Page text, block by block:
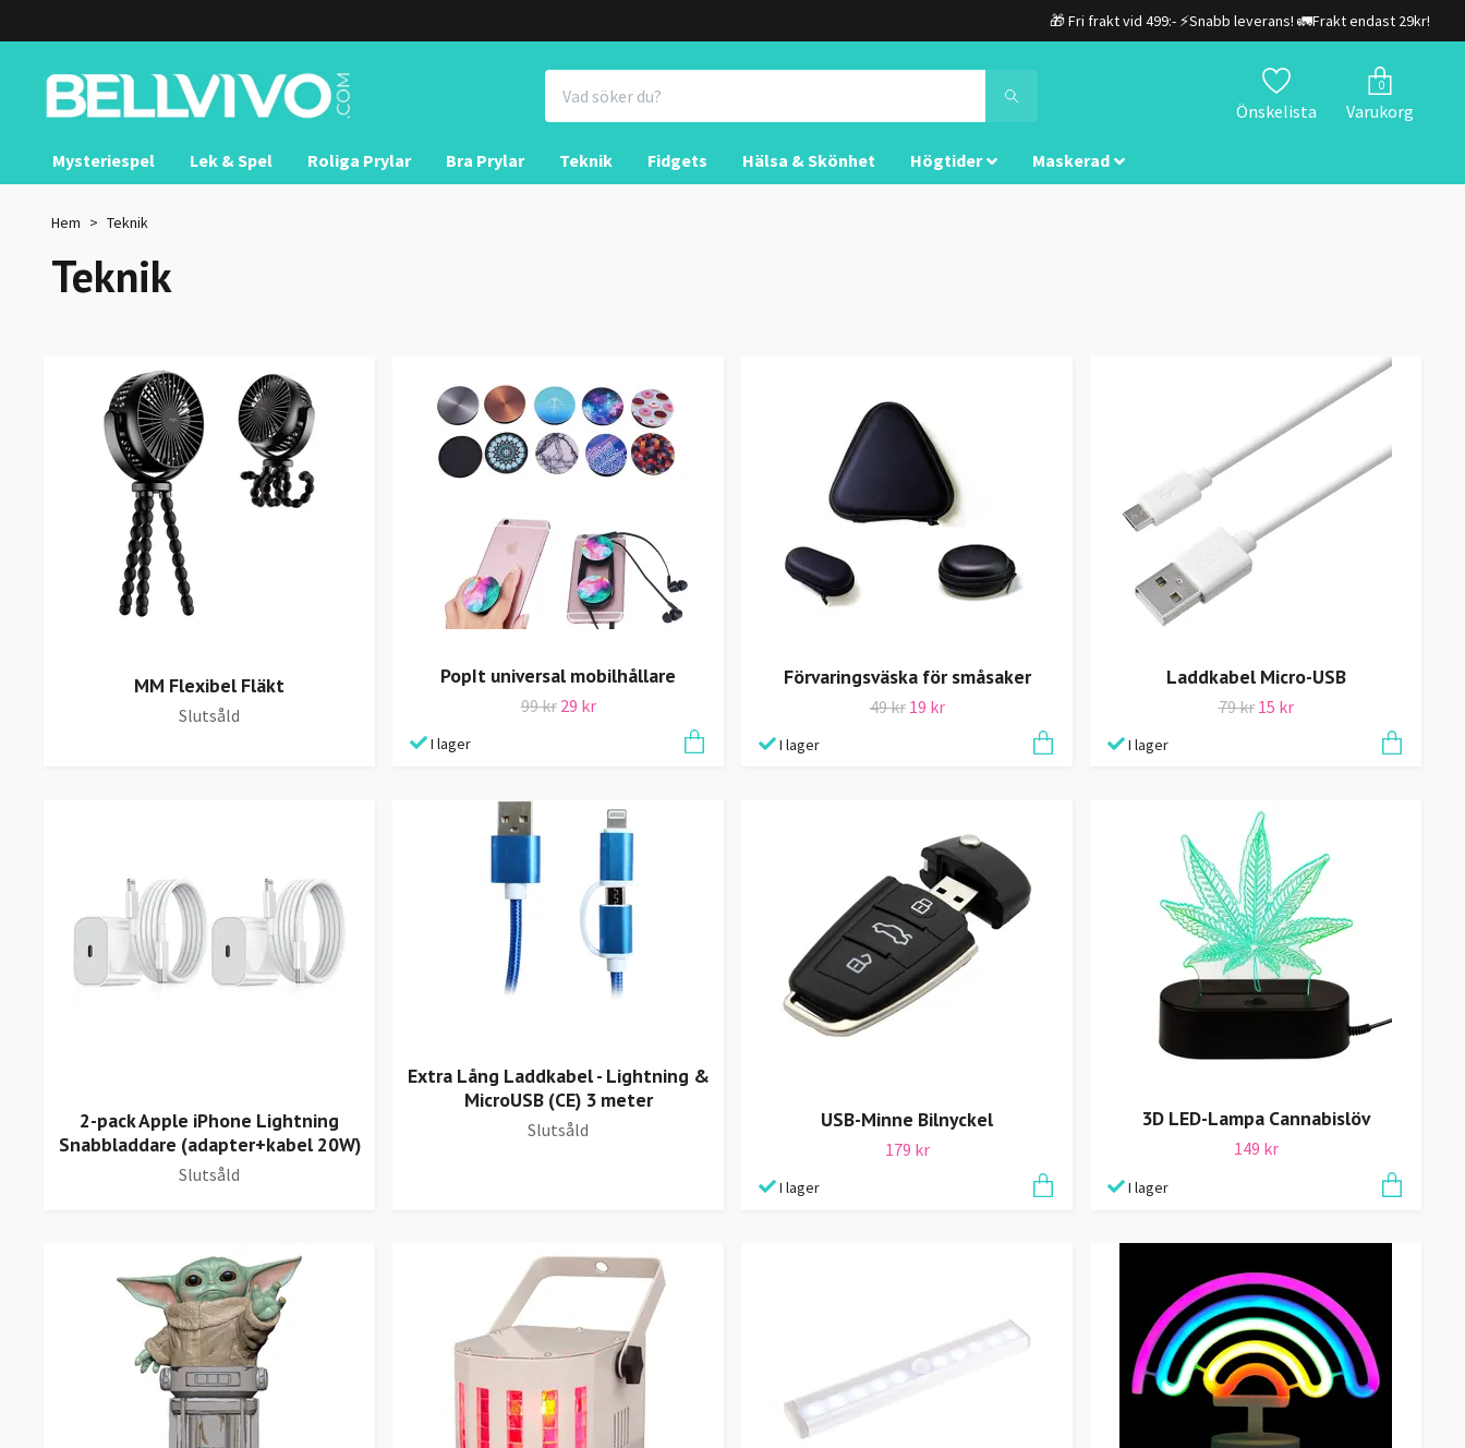
🎁 Fri frakt vid 499:- ⚡Snabb leverans! 🚛Frakt endast 29kr!
Önskelista
0
Varukorg
Mysteriespel Lek & Spel Roliga Prylar Bra Prylar Teknik Fidgets Hälsa & Skönhet Högtider Maskerad
Hem Teknik
Teknik
MM Flexibel Fläkt
Slutsåld
PopIt universal mobilhållare
99 kr 29 kr
I lager
Förvaringsväska för småsaker
49 kr 19 kr
I lager
Laddkabel Micro-USB
79 kr 15 kr
I lager
2-pack Apple iPhone Lightning
Snabbladdare (adapter+kabel 20W)
Slutsåld
Extra Lång Laddkabel - Lightning &
MicroUSB (CE) 3 meter
Slutsåld USB-Minne Bilnyckel
179 kr
I lager
3D LED-Lampa Cannabislöv
149 kr
I lager